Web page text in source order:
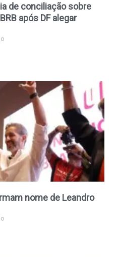
de conciliação sobre
após DF alegar
nome de Leandro